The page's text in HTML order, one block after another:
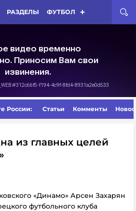
РАЗДЕЛЫ ФУТБОЛ
России: Статьи Комменты
из главных целей
«Динамо» Арсен Захарян
футбольного клуба